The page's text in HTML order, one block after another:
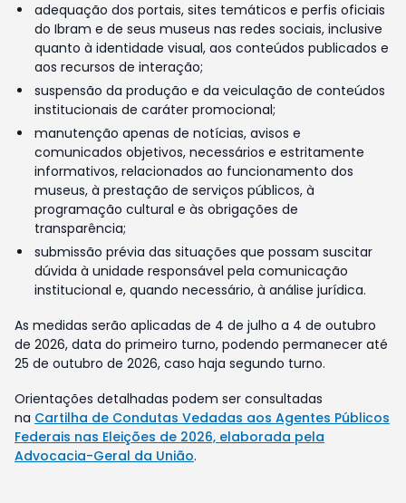
adequação dos portais, sites temáticos e perfis oficiais
do Ibram e de seus museus nas redes sociais, inclusive
quanto à identidade visual, aos conteúdos publicados e
aos recursos de interação;
suspensão da produção e da veiculação de conteúdos
institucionais de caráter promocional;
manutenção apenas de notícias, avisos e
comunicados objetivos, necessários e estritamente
informativos, relacionados ao funcionamento dos
museus, à prestação de serviços públicos, à
programação cultural e às obrigações de
transparência;
submissão prévia das situações que possam suscitar
dúvida à unidade responsável pela comunicação
institucional e, quando necessário, à análise jurídica.
As medidas serão aplicadas de 4 de julho a 4 de outubro
de 2026, data do primeiro turno, podendo permanecer até
25 de outubro de 2026, caso haja segundo turno.
Orientações detalhadas podem ser consultadas
na Cartilha de Condutas Vedadas aos Agentes Públicos
Federais nas Eleições de 2026, elaborada pela
Advocacia-Geral da União.